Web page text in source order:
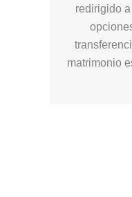
redirigido
matrimonio